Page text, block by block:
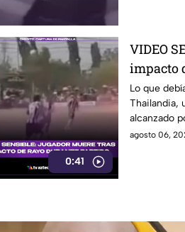
0:41
VIDEO
impacto
Lo que
Thailandia,
alcanzado
agosto 06,